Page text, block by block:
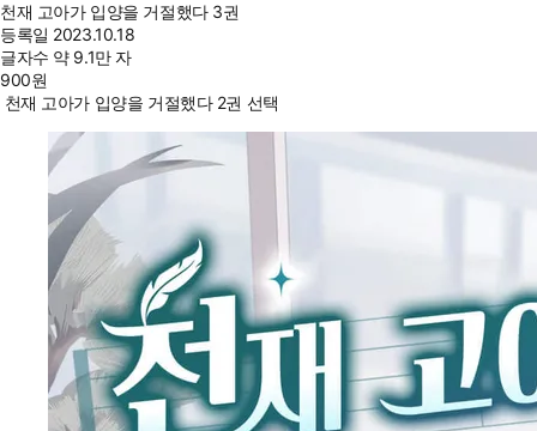
천재 고아가 입양을 거절했다 3권
등록일 2023.10.18
글자수 약 9.1만 자
900원
천재 고아가 입양을 거절했다 2권 선택